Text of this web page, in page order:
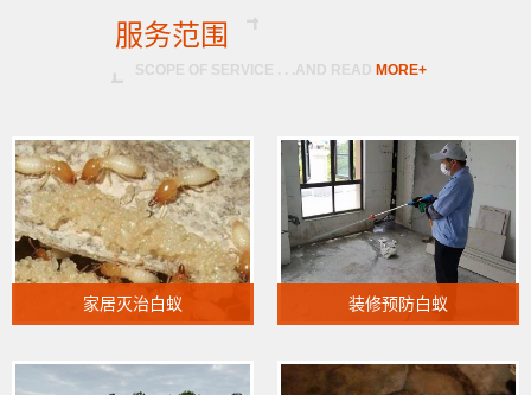
服务范围
SCOPE OF SERVICE . . .AND READ MORE+
家居灭治白蚁 装修预防白蚁